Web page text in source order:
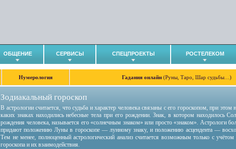
ОБЩЕНИЕ СЕРВИСЫ СПЕЦПРОЕКТЫ РОСТЕЛЕКОМ
Нумерология Гадания онлайн (Руны, Таро, Шар судьбы…)
Зодиакальный гороскоп
В астрологии считается, что судьба и характер человека связаны с его гороскопом, при
каких знаках находились небесные тела при его рождении. Знак, в котором находилось
рождения человека, называется его «солнечным знаком» или просто «знаком». Астрологи
придают положению Луны в гороскопе — лунному знаку, и положению асцендента —
Тем не менее, полноценный астрологический анализ считается возможным только с
гороскопа и их взаимодействия.